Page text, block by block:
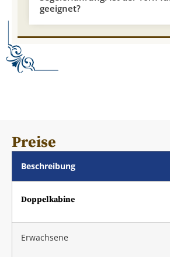
geeignet?
Preise
Beschreibung
Doppelkabine
Erwachsene